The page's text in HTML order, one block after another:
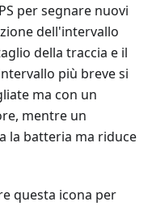
per segnare nuovi
dell'intervallo
della traccia e il
più breve si
ma con un
mentre un
la batteria ma riduce
questa icona per